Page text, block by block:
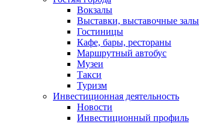
Вокзалы
Выставки, выставочные залы
Гостиницы
Кафе, бары, рестораны
Маршрутный автобус
Музеи
Такси
Туризм
Инвестиционная деятельность
Новости
Инвестиционный профиль